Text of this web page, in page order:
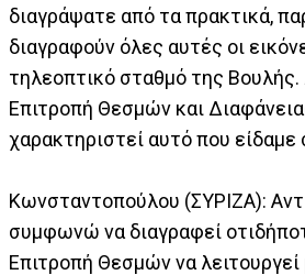
διαγράψατε από τα πρακτικά,
διαγραφούν όλες αυτές οι
τηλεοπτικό σταθμό της Βουλής.
Επιτροπή Θεσμών και
χαρακτηριστεί αυτό που είδαμε
Κωνσταντοπούλου (ΣΥΡΙΖΑ):
συμφωνώ να διαγραφεί
Επιτροπή Θεσμών να